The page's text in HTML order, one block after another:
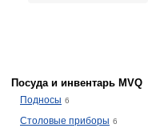
Посуда и инвентарь MVQ
Подносы 6
Столовые приборы 6